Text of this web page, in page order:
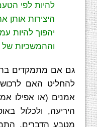
להיות לפי
היצירות
יהפוך להיות
וההמשכיות
גם אם מתמקדים
להחליט האם
אמנים (או אפילו
היריעה, ולכלול
מטבע הדברים,